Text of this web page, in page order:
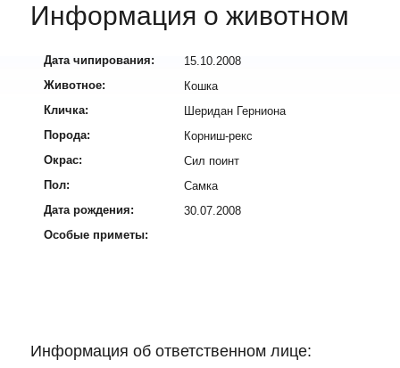
Информация о животном
Дата чипирования:
15.10.2008
Животное:
Кошка
Кличка:
Шеридан Герниона
Порода:
Корниш-рекс
Окрас:
Сил поинт
Пол:
Самка
Дата рождения:
30.07.2008
Особые приметы:
Информация об ответственном лице: